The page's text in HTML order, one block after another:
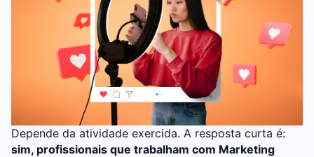
Depende da atividade exercida. A resposta curta é:
sim, profissionais que trabalham com Marketing